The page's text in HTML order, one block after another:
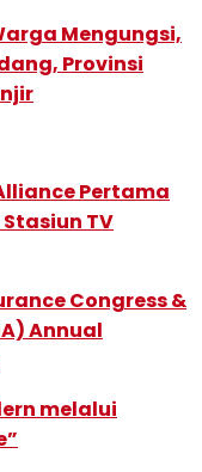
Mengungsi,
Provinsi
Pertama
TV
Congress &
Annual
melalui